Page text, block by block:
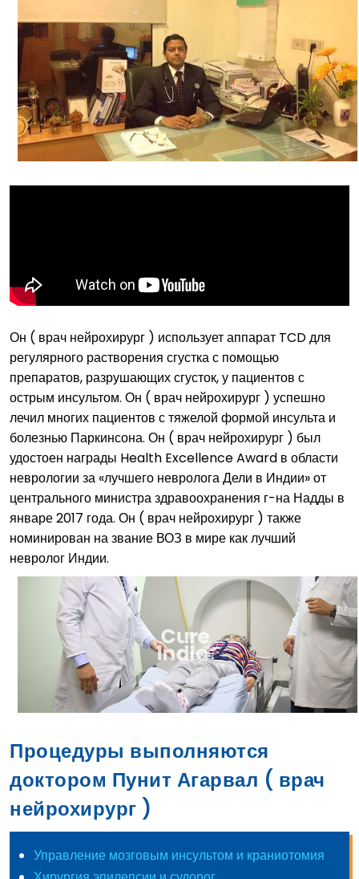
Он ( врач нейрохирург ) использует аппарат TCD для
регулярного растворения сгустка с помощью
препаратов, разрушающих сгусток, у пациентов с
острым инсультом. Он ( врач нейрохирург ) успешно
лечил многих пациентов с тяжелой формой инсульта и
болезнью Паркинсона. Он ( врач нейрохирург ) был
удостоен награды Health Excellence Award в области
неврологии за «лучшего невролога Дели в Индии» от
центрального министра здравоохранения г-на Надды в
январе 2017 года. Он ( врач нейрохирург ) также
номинирован на звание ВОЗ в мире как лучший
невролог Индии.
Процедуры выполняются
доктором Пунит Агарвал ( врач
нейрохирург )
Управление мозговым инсультом и краниотомия